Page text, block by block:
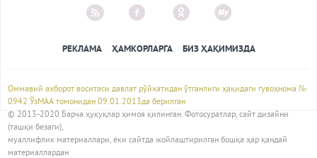
РЕКЛАМА ҲАМКОРЛАРГА БИЗ ҲАҚИМИЗДА
Оммавий ахборот воситаси давлат рўйхатидан ўтганлиги ҳақидаги гувоҳнома №
0942 ЎзМАА томонидан 09.01.2013да берилган
© 2013-2020 Барча ҳуқуқлар ҳимоя қилинган. Фотосуратлар, сайт дизайни
(ташқи безаги),
муаллифлик материаллари, ёки сайтда жойлаштирилган бошқа ҳар қандай
материаллардан